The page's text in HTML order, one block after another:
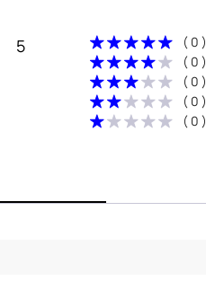
5
( 0 )
( 0 )
( 0 )
( 0 )
( 0 )